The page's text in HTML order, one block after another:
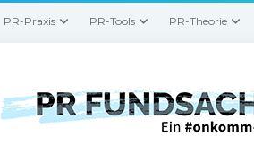
PR-Praxis PR-Tools PR-Theorie